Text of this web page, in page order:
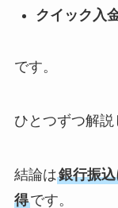
クイック入
です。
ひとつずつ解
結論は銀行振
得です。